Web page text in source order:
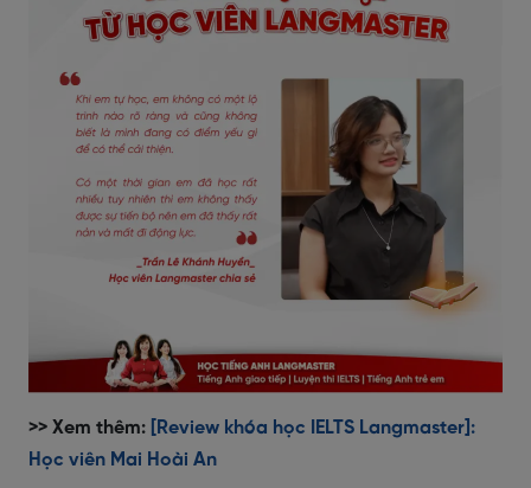
>> Xem thêm:
[Review khóa học IELTS Langmaster]:
Học viên Mai Hoài An